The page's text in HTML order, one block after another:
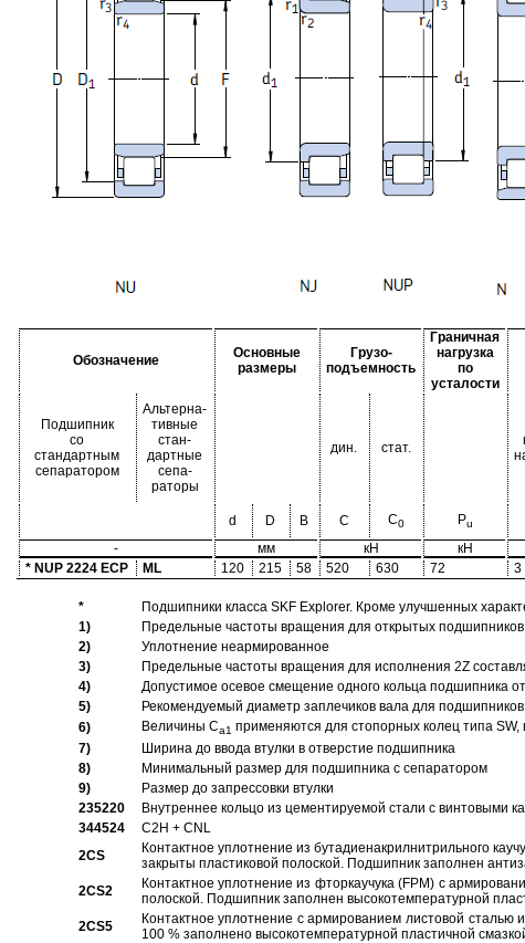
Обозначение
Основные
размеры
Грузо-
подъемность
Граничная
нагрузка
по
усталости
Подшипник
со
стандартным
сепаратором
Альтерна-
тивные
стан-
дартные
сепа-
раторы
дин. стат.
d D B C C0 Pu
-
мм кН кН
* NUP 2224 ECP
ML 120 215 58 520 630 72 3
*
Подшипники класса SKF Explorer. Кроме улучшенных
1)
Предельные частоты вращения для открытых
2)
Уплотнение неармированное
3)
Предельные частоты вращения для исполнения 2Z
4)
Допустимое осевое смещение одного кольца подшипника
5)
Рекомендуемый диаметр заплечиков вала для подшипников
6)
Величины Ca1 применяются для стопорных колец типа SW,
7)
Ширина до ввода втулки в отверстие подшипника
8)
Минимальный размер для подшипника с сепаратором
9)
Размер до запрессовки втулки
235220
Внутреннее кольцо из цементируемой стали с винтовыми
344524
C2H + CNL
2CS
Контактное уплотнение из бутадиенакрилнитрильного
закрыты пластиковой полоской. Подшипник заполнен
2CS2
Контактное уплотнение из фторкаучука (FPM) с
полоской. Подшипник заполнен высокотемпературной
2CS5
Контактное уплотнение с армированием листовой сталью
100 % заполнено высокотемпературной пластичной